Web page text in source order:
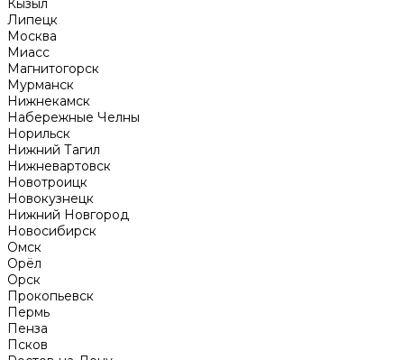
Кызыл
Липецк
Москва
Миасс
Магнитогорск
Мурманск
Нижнекамск
Набережные Челны
Норильск
Нижний Тагил
Нижневартовск
Новотроицк
Новокузнецк
Нижний Новгород
Новосибирск
Омск
Орёл
Орск
Прокопьевск
Пермь
Пенза
Псков